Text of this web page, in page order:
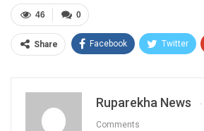
0
46
Share Facebook Twitter
Ruparekha News
Comments